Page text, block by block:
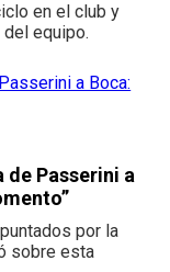
en el club y
equipo.
Passerini a
por la
sobre esta